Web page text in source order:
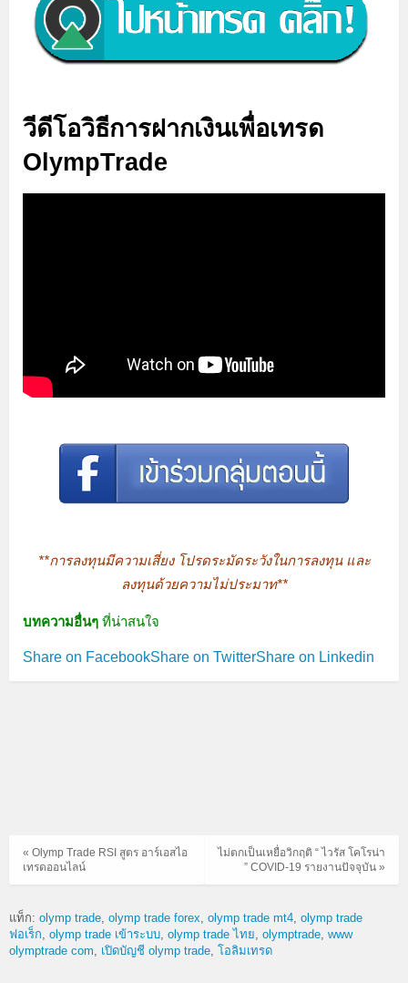
วีดีโอวิธีการฝากเงินเพื่อเทรด
OlympTrade
**การลงทุนมีความเสี่ยง โปรดระมัดระวังในการลงทุน และ
ลงทุนด้วยความไม่ประมาท**
บทความอื่นๆ ที่น่าสนใจ
Share on FacebookShare on TwitterShare on Linkedin
ไม่ตกเป็นเหยื่อวิกฤติ “ ไวรัส โคโรน่า
” COVID-19 รายงานปัจจุบัน »
« Olymp Trade RSI สูตร อาร์เอสไอ
เทรดออนไลน์
แท็ก: olymp trade olymp trade forex olymp trade mt4 olymp trade
ฟอเร็ก olymp trade เข้าระบบ olymp trade ไทย olymptrade www
olymptrade com
เปิดบัญชี olymp trade โอลิมเทรด